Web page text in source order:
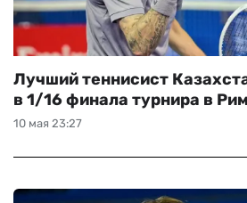
10 мая 23:27
Лучший теннисист
в 1/16 финала турнира в